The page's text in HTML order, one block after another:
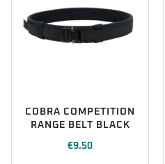
COBRA COMPETITION
RANGE BELT BLACK
€9.50